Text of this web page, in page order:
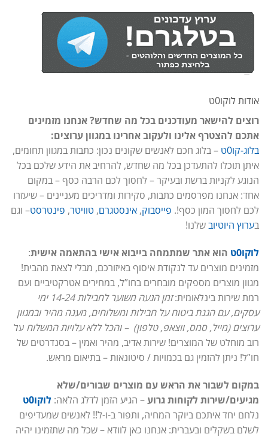
אודות לוקו0ט
רוצים להישאר מעודכנים בכל מה שחדש? אנחנו מזמינים
אתכם להצטרף אלינו ולעקוב אחרינו במגוון ערוצים:
בלוג-קו0ט
– בלוג חכם לאנשים שקונים נכון: כתבות במגוון תחומים,
איתן תוכלו להתעדכן בכל מה שחדש, להרחיב את הידע שלכם בכל
הנוגע לקניות ברשת ובעיקר – לחסוך לכם הרבה כסף – במקום
אחד: אנחנו מפרסמים כתבות, סקירות ומדריכים מעניינים – שיעזרו
לכם לחסוך המון כסף!. פייסבוק, אינסטגרם, טוויטר, פינטרסט– וגם
בערוץ היוטיובשלנו!
לוקו0ט הוא אתר שמתמחה בייבוא אישי בהתאמה אישית:
מזמינים מוצרים עד לנקודת איסוף באיזורכם, מבלי לצאת מהבית!
מגוון מוצרים מספקים מובחרים בחו”ל, במחירים אטרקטיביים ועם
רמת שירות בינלאומית:
זמן הגעה משוער לחבילות 14-24 ימי
עסקים, עם הגנת ביטוח על חבילות ומשלוחים, מענה מהיר ובמגוון
ערוצים (מייל, סמס, ווצאפ, טלפון) – והכל ללא עלויות המשלוח על
רוב מוחלט של המוצרים! שירות אדיב, מהיר ואמין – בסנדרטים של
חו”ל! ניתן להזמין גם בכמויות / סיטונאות – בתיאום מראש.
במקום לשבור את הראש עם מוצרים שבורים/שלא
מגיעים/שירות לקוחות גרוע– הגיע הזמן לדלג הלאה: לוקו0ט
נלחם יחד איתכם ביוקר המחיה, ותפור ב-ו-ל!! לאנשים שמעדיפים
לשלם בשקלים ובעברית: אנחנו כאן לוודא – שכל מה שתזמינו יהיה